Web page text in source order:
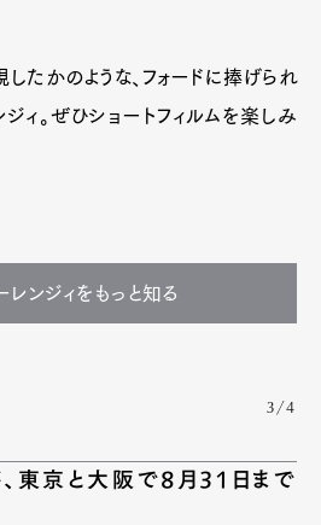
たかのような、フォードに捧げられ
ィ。ぜひショートフィルムを楽しみ
レンジィをもっと知る
3/4
、東京と大阪で8月31日まで